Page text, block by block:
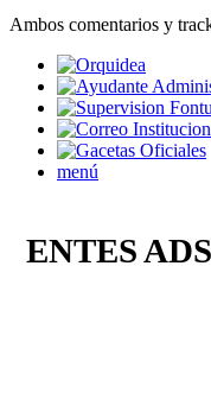
Ambos comentarios y
menú
ENTES